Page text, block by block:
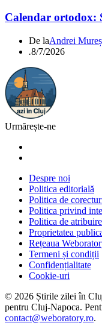
Calendar ortodox:
De laAndrei
.8/7/2026
Urmărește-ne
Despre noi
Politica editorială
Politica de
Politica privind
Politica de
Proprietatea
Rețeaua
Termeni și condiții
Confidențialitate
Cookie-uri
© 2026 Știrile zilei în
pentru Cluj-Napoca.
contact@weboratory.ro.